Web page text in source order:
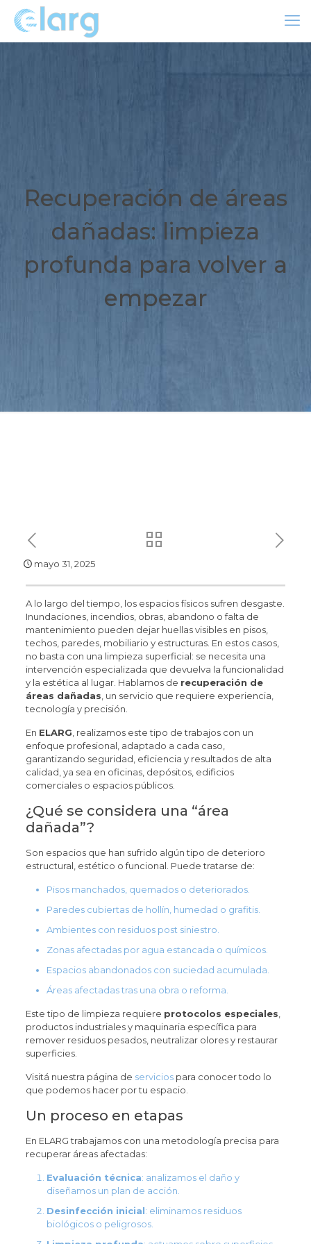
Recuperación de áreas
dañadas: limpieza
profunda para volver a
empezar
mayo 31, 2025
A lo largo del tiempo, los espacios físicos sufren desgaste.
Inundaciones, incendios, obras, abandono o falta de
mantenimiento pueden dejar huellas visibles en pisos,
techos, paredes, mobiliario y estructuras. En estos casos,
no basta con una limpieza superficial: se necesita una
intervención especializada que devuelva la funcionalidad
y la estética al lugar. Hablamos de recuperación de
áreas dañadas , un servicio que requiere experiencia,
tecnología y precisión.
En ELARG , realizamos este tipo de trabajos con un
enfoque profesional, adaptado a cada caso,
garantizando seguridad, eficiencia y resultados de alta
calidad, ya sea en oficinas, depósitos, edificios
comerciales o espacios públicos.
¿Qué se considera una “área
dañada”?
Son espacios que han sufrido algún tipo de deterioro
estructural, estético o funcional. Puede tratarse de:
Pisos manchados, quemados o deteriorados.
Paredes cubiertas de hollín, humedad o grafitis.
Ambientes con residuos post siniestro.
Zonas afectadas por agua estancada o químicos.
Espacios abandonados con suciedad acumulada.
Áreas afectadas tras una obra o reforma.
Este tipo de limpieza requiere protocolos especiales
productos industriales y maquinaria específica para
remover residuos pesados, neutralizar olores y restaurar
superficies.
Visitá nuestra página de serviciospara conocer todo lo
que podemos hacer por tu espacio.
Un proceso en etapas
En ELARG trabajamos con una metodología precisa para
recuperar áreas afectadas:
Evaluación técnica: analizamos el daño y
diseñamos un plan de acción.
Desinfección inicial: eliminamos residuos
biológicos o peligrosos.